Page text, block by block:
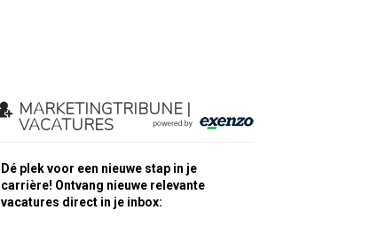
MARKETINGTRIBUNE |
VACATURES
Dé plek voor een nieuwe stap in je
carrière! Ontvang nieuwe relevante
vacatures direct in je inbox: